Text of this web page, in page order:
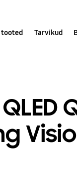
tooted Tarvikud